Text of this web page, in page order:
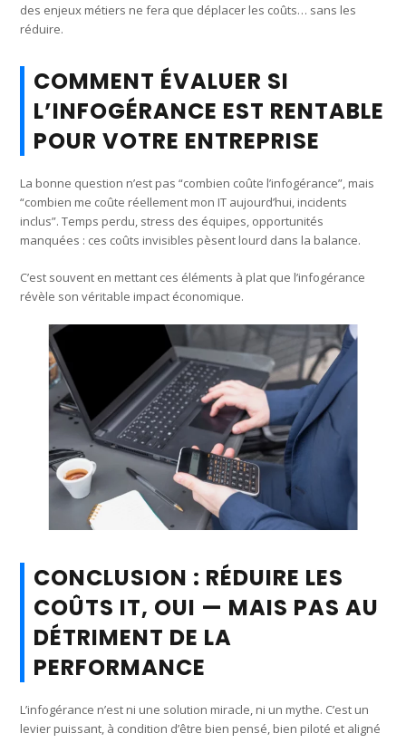
des enjeux métiers ne fera que déplacer les coûts… sans les
réduire.
COMMENT ÉVALUER SI
L’INFOGÉRANCE EST RENTABLE
POUR VOTRE ENTREPRISE
La bonne question n’est pas “combien coûte l’infogérance”, mais
“combien me coûte réellement mon IT aujourd’hui, incidents
inclus”. Temps perdu, stress des équipes, opportunités
manquées : ces coûts invisibles pèsent lourd dans la balance.
C’est souvent en mettant ces éléments à plat que l’infogérance
révèle son véritable impact économique.
CONCLUSION : RÉDUIRE LES
COÛTS IT, OUI — MAIS PAS AU
DÉTRIMENT DE LA
PERFORMANCE
L’infogérance n’est ni une solution miracle, ni un mythe. C’est un
levier puissant, à condition d’être bien pensé, bien piloté et aligné